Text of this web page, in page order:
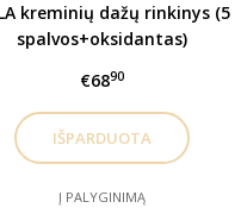
kreminių dažų rinkinys (5
spalvos+oksidantas)
€6890
Į PALYGINIMĄ